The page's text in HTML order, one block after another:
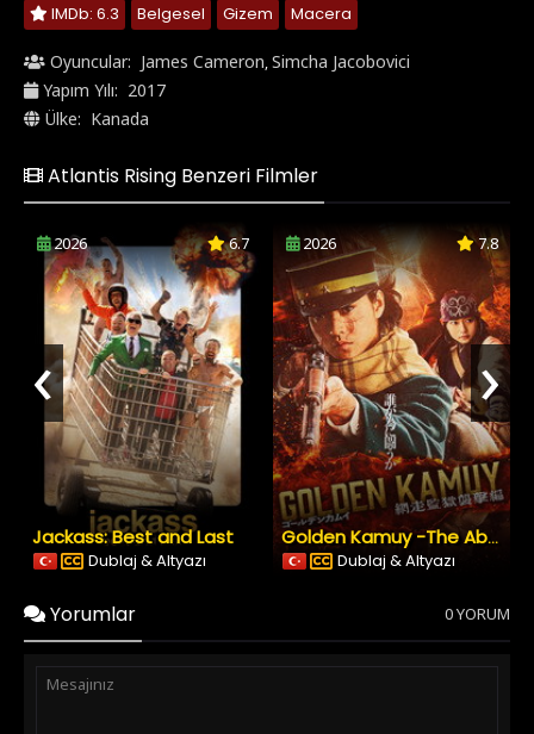
IMDb: 6.3 Belgesel Gizem Macera
Oyuncular: James Cameron,Simcha Jacobovici
Yapım Yılı: 2017
Ülke: Kanada
Atlantis Rising Benzeri Filmler
2026 6.7
Jackass: Best and Last
Dublaj & Altyazı
2026 7.8
Golden Kamuy -The Abashiri Prison Raid
Dublaj & Altyazı
‹ ›
Yorumlar 0 YORUM